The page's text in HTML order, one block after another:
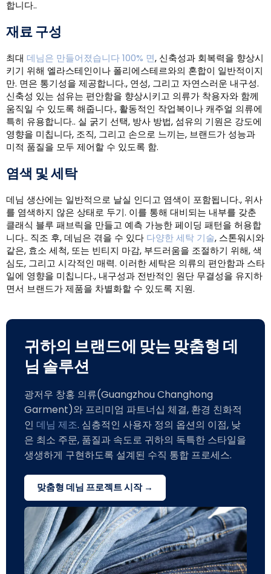
합니다..
재료 구성
최대 데님은 만들어졌습니다 100% 면, 신축성과 회복력을 향상시
키기 위해 엘라스테인이나 폴리에스테르와의 혼합이 일반적이지
만. 면은 통기성을 제공합니다., 연성, 그리고 자연스러운 내구성.
신축성 있는 섬유는 편안함을 향상시키고 의류가 착용자와 함께
움직일 수 있도록 해줍니다., 활동적인 작업복이나 캐주얼 의류에
특히 유용합니다.. 실 굵기 선택, 방사 방법, 섬유의 기원은 강도에
영향을 미칩니다, 조직, 그리고 손으로 느끼는, 브랜드가 성능과
미적 품질을 모두 제어할 수 있도록 함.
염색 및 세탁
데님 생산에는 일반적으로 날실 인디고 염색이 포함됩니다., 위사
를 염색하지 않은 상태로 두기. 이를 통해 대비되는 내부를 갖춘
클래식 블루 패브릭을 만들고 예측 가능한 페이딩 패턴을 허용합
니다.. 직조 후, 데님은 겪을 수 있다 다양한 세탁 기술, 스톤워시와
같은, 효소 세척, 또는 빈티지 마감, 부드러움을 조절하기 위해, 색
심도, 그리고 시각적인 매력. 이러한 세탁은 의류의 편안함과 스타
일에 영향을 미칩니다., 내구성과 전반적인 원단 무결성을 유지하
면서 브랜드가 제품을 차별화할 수 있도록 지원.
귀하의 브랜드에 맞는 맞춤형 데
님 솔루션
광저우 창홍 의류(Guangzhou Changhong
Garment)와 프리미엄 파트너십 체결, 환경 친화적
인 데님 제조. 심층적인 사용자 정의 옵션의 이점, 낮
은 최소 주문, 품질과 속도로 귀하의 독특한 스타일을
생생하게 구현하도록 설계된 수직 통합 프로세스.
맞춤형 데님 프로젝트 시작 →